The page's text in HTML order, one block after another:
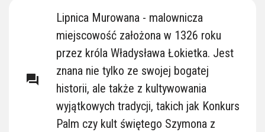
question_answer
Lipnica Murowana - malownicza
miejscowość założona w 1326 roku
przez króla Władysława Łokietka. Jest
znana nie tylko ze swojej bogatej
historii, ale także z kultywowania
wyjątkowych tradycji, takich jak Konkurs
Palm czy kult świętego Szymona z